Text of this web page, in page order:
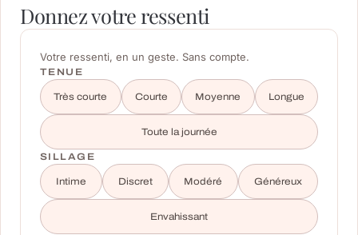
Donnez votre ressenti
Votre ressenti, en un geste. Sans compte.
TENUE
Très courte Courte Moyenne Longue
Toute la journée
SILLAGE
Intime Discret Modéré Généreux
Envahissant